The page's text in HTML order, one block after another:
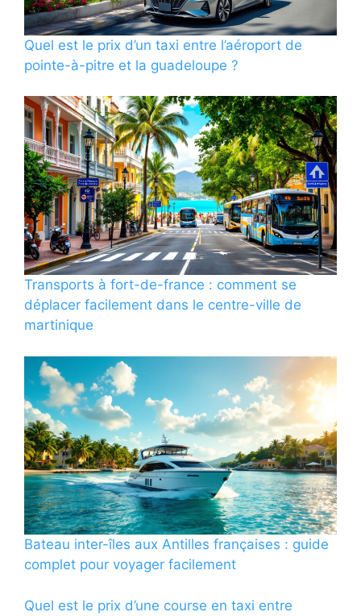
Quel est le prix d’un taxi entre l’aéroport de
pointe-à-pitre et la guadeloupe ?
Transports à fort-de-france : comment se
déplacer facilement dans le centre-ville de
martinique
Bateau inter-îles aux Antilles françaises : guide
complet pour voyager facilement
Quel est le prix d’une course en taxi entre